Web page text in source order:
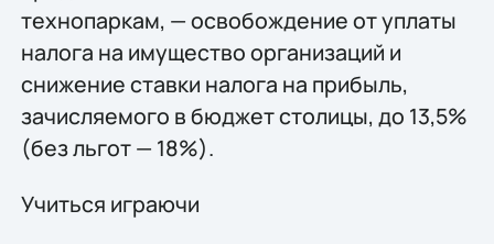
технопаркам, — освобождение от уплаты
налога на имущество организаций и
снижение ставки налога на прибыль,
зачисляемого в бюджет столицы, до 13,5%
(без льгот — 18%).
Учиться играючи